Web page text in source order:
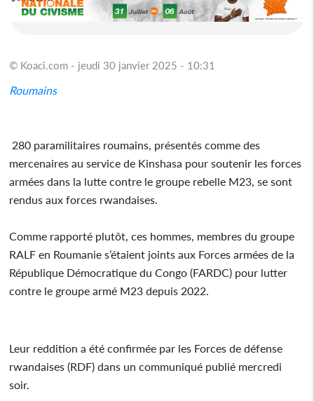
© Koaci.com - jeudi 30 janvier 2025 - 10:31
Roumains
280 paramilitaires roumains, présentés comme des
mercenaires au service de Kinshasa pour soutenir les forces
armées dans la lutte contre le groupe rebelle M23, se sont
rendus aux forces rwandaises.
Comme rapporté plutôt, ces hommes, membres du groupe
RALF en Roumanie s’étaient joints aux Forces armées de la
République Démocratique du Congo (FARDC) pour lutter
contre le groupe armé M23 depuis 2022.
Leur reddition a été confirmée par les Forces de défense
rwandaises (RDF) dans un communiqué publié mercredi
soir.